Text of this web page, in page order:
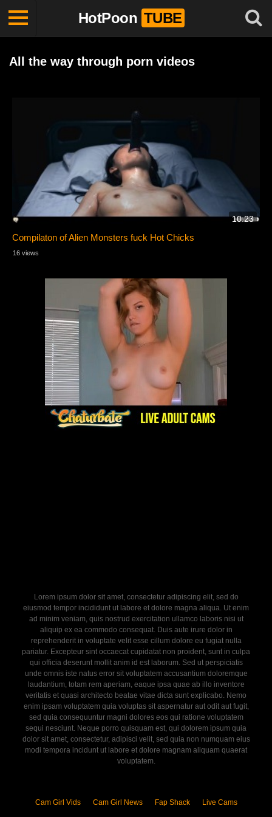
HotPoon TUBE
All the way through porn videos
10:23
Compilaton of Alien Monsters fuck Hot Chicks
16 views
Lorem ipsum dolor sit amet, consectetur adipiscing elit, sed do
eiusmod tempor incididunt ut labore et dolore magna aliqua. Ut enim
ad minim veniam, quis nostrud exercitation ullamco laboris nisi ut
aliquip ex ea commodo consequat. Duis aute irure dolor in
reprehenderit in voluptate velit esse cillum dolore eu fugiat nulla
pariatur. Excepteur sint occaecat cupidatat non proident, sunt in culpa
qui officia deserunt mollit anim id est laborum. Sed ut perspiciatis
unde omnis iste natus error sit voluptatem accusantium doloremque
laudantium, totam rem aperiam, eaque ipsa quae ab illo inventore
veritatis et quasi architecto beatae vitae dicta sunt explicabo. Nemo
enim ipsam voluptatem quia voluptas sit aspernatur aut odit aut fugit,
sed quia consequuntur magni dolores eos qui ratione voluptatem
sequi nesciunt. Neque porro quisquam est, qui dolorem ipsum quia
dolor sit amet, consectetur, adipisci velit, sed quia non numquam eius
modi tempora incidunt ut labore et dolore magnam aliquam quaerat
voluptatem.
Cam Girl Vids Cam Girl News Fap Shack Live Cams